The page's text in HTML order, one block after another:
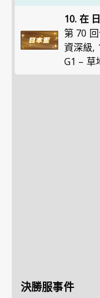
10. 在
第 70
資深級,
G1 – 草
決勝服事件